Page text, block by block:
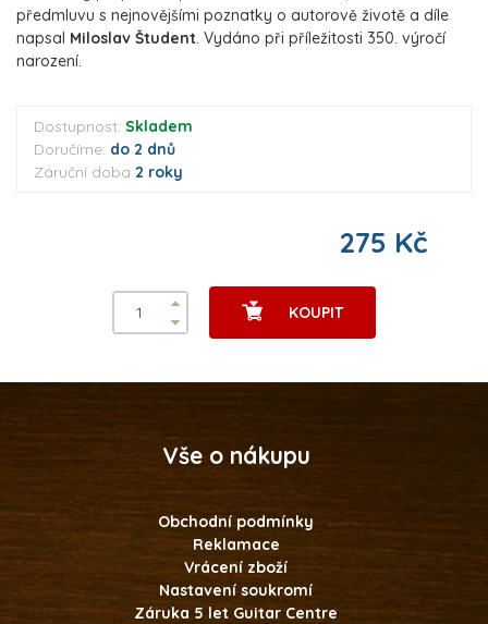
předmluvu s nejnovějšími poznatky o autorově životě a díle
napsal Miloslav Študent. Vydáno při příležitosti 350. výročí
narození.
Dostupnost: Skladem
Doručíme: do 2 dnů
Záruční doba 2 roky
275 Kč
KOUPIT
Vše o nákupu
Obchodní podmínky
Reklamace
Vrácení zboží
Nastavení soukromí
Záruka 5 let Guitar Centre